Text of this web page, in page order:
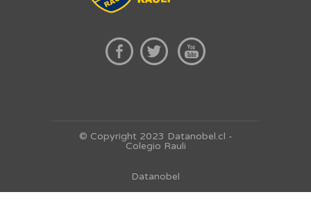
© Copyright 2023 Datanobel.cl -
Colegio Rauli
Datanobel